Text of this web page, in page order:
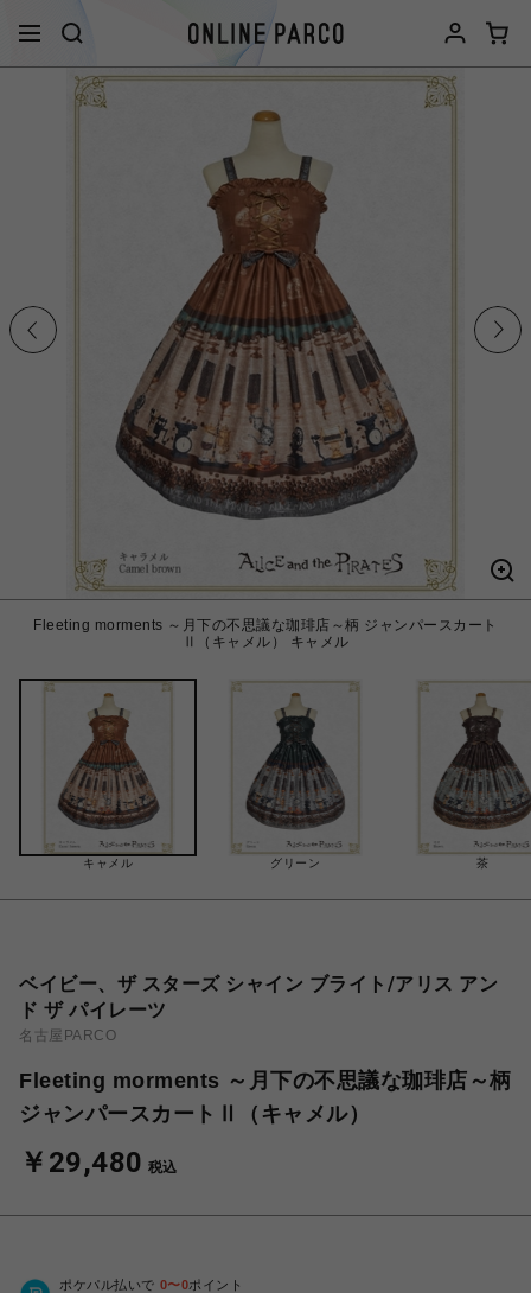
Fleeting morments ～月下の不思議な珈琲店～柄 ジャンパースカート
Ⅱ（キャメル） キャメル
キャメル グリーン 茶
ベイビー、ザ スターズ シャイン ブライト/アリス アン
ド ザ パイレーツ
名古屋PARCO
Fleeting morments ～月下の不思議な珈琲店～柄
ジャンパースカートⅡ（キャメル）
￥29,480 税込
ポケパル払いで 0〜0ポイント